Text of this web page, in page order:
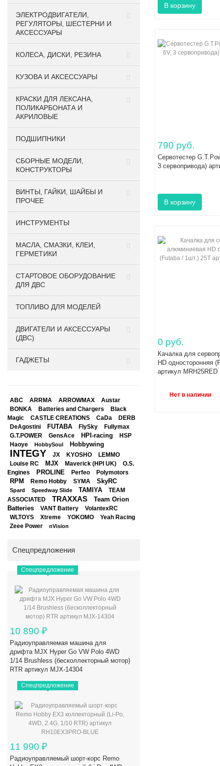
ЭЛЕКТРОДВИГАТЕЛИ,
РЕГУЛЯТОРЫ, ШЕСТЕРНИ И
АКСЕССУАРЫ
КОЛЕСА, ДИСКИ, РЕЗИНА
КУЗОВА И АКСЕССУАРЫ
КРАСКИ ДЛЯ ЛЕКСАНА,
ПОЛИКАРБОНАТА И
АКРИЛОВЫЕ
ПОДШИПНИКИ
CБОРНЫЕ МОДЕЛИ,
КОНСТРУКТОРЫ
ВИНТЫ, ГАЙКИ, ШАЙБЫ И
ПРОЧЕЕ
ИНСТРУМЕНТЫ
МАСЛА, СМАЗКИ, КЛЕИ,
ГЕРМЕТИКИ
СТАРТОВОЕ ОБОРУДОВАНИЕ
ДЛЯ ДВС
ТОПЛИВО ДЛЯ МОДЕЛЕЙ
ДВИГАТЕЛИ И АКСЕССУАРЫ
(ДВС)
ГАДЖЕТЫ
ABC ARRMA ARROWMAX Austar
BONKA Batteries and Chargers
Black
Magic
CASTLE CREATIONS CaDa DERB
DeAgostini FUTABA FlySky Fullymax
G.T.POWER GensAce HPI-racing
HSP
Haoye
HobbySoul Hobbywing
INTEGY JX KYOSHO
LEMMO
Louise RC
MJX Maverick (HPI UK)
O.S.
Engines
PROLINE Perfeo Polymotors
RPM Remo Hobby SYMA SkyRC
Spard Speedway Slide TAMIYA
TEAM
ASSOCIATED
TRAXXAS
Team Orion
Batteries
VANT Battery VolantexRC
WLTOYS Xtreme YOKOMO Yeah Racing
Zeee Power nVision
Спецпредложения
Спецпредложение
10 890 ₽
Радиоуправляемая машина для
дрифта MJX Hyper Go VW Polo 4WD
1/14 Brushless (бесколлекторный мотор)
RTR артикул MJX-14304
Спецпредложение
11 990 ₽
Радиоуправляемый шорт-корс Remo
790 руб.
Сервотестер
3 сервопривода)
0 руб.
Качалка для
HD односторонняя
артикул MRH25RED
Нет в наличии